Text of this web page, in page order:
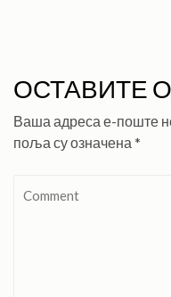
ОСТАВИТЕ
Ваша адреса е-поште
поља су означена *